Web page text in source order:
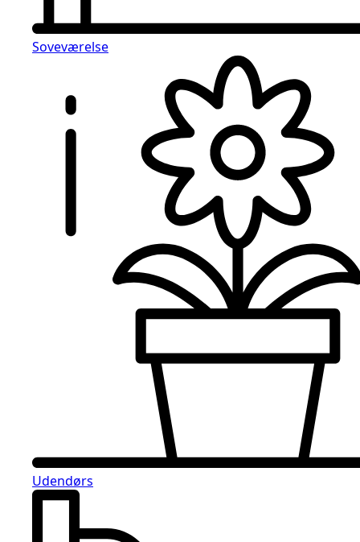
Soveværelse
Udendørs